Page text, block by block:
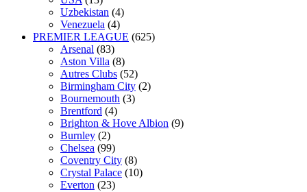
Uzbekistan (4)
Venezuela (4)
PREMIER LEAGUE (625)
Arsenal (83)
Aston Villa (8)
Autres Clubs (52)
Birmingham City (2)
Bournemouth (3)
Brentford (4)
Brighton & Hove Albion (9)
Burnley (2)
Chelsea (99)
Coventry City (8)
Crystal Palace (10)
Everton (23)